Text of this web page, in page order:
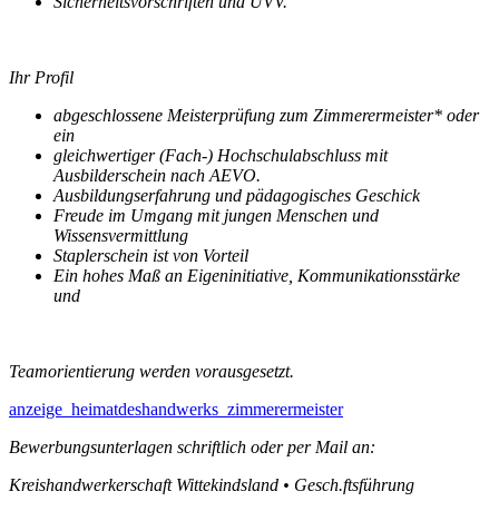
Ihr Profil
abgeschlossene Meisterprüfung zum Zimmerermeister* oder
ein
gleichwertiger (Fach-) Hochschulabschluss mit
Ausbilderschein nach AEVO.
Ausbildungserfahrung und pädagogisches Geschick
Freude im Umgang mit jungen Menschen und
Wissensvermittlung
Staplerschein ist von Vorteil
Ein hohes Maß an Eigeninitiative, Kommunikationsstärke
und
Teamorientierung werden vorausgesetzt.
anzeige_heimatdeshandwerks_zimmerermeister
Bewerbungsunterlagen schriftlich oder per Mail an:
Kreishandwerkerschaft Wittekindsland • Gesch.ftsführung